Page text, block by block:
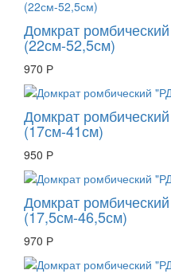
Домкрат
(22см-52,5см)
970 Р
Домкрат
(17см-41см)
950 Р
Домкрат
(17,5см-46,5см)
970 Р